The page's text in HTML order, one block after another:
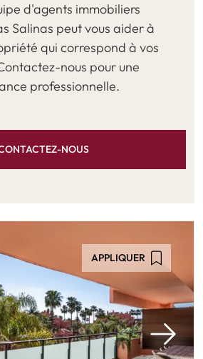
d'agents immobiliers
Salinas peut vous aider à
qui correspond à vos
nous pour une
professionnelle.
NOUS
APPLIQUER